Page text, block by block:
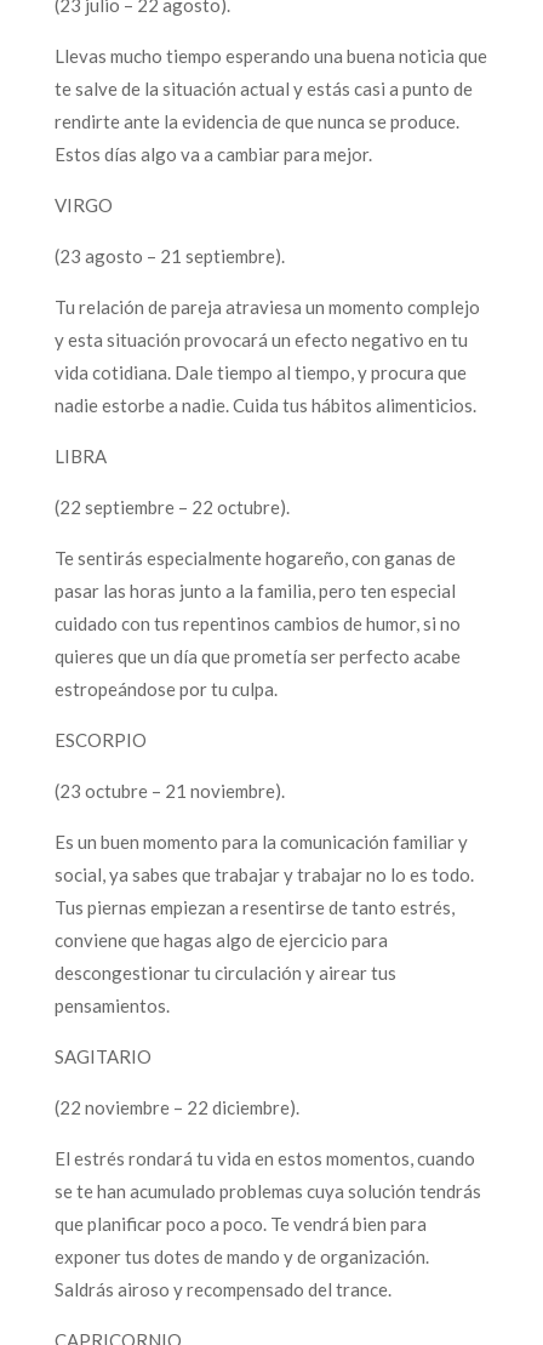
(23 julio – 22 agosto).
Llevas mucho tiempo esperando una buena noticia que
te salve de la situación actual y estás casi a punto de
rendirte ante la evidencia de que nunca se produce.
Estos días algo va a cambiar para mejor.
VIRGO
(23 agosto – 21 septiembre).
Tu relación de pareja atraviesa un momento complejo
y esta situación provocará un efecto negativo en tu
vida cotidiana. Dale tiempo al tiempo, y procura que
nadie estorbe a nadie. Cuida tus hábitos alimenticios.
LIBRA
(22 septiembre – 22 octubre).
Te sentirás especialmente hogareño, con ganas de
pasar las horas junto a la familia, pero ten especial
cuidado con tus repentinos cambios de humor, si no
quieres que un día que prometía ser perfecto acabe
estropeándose por tu culpa.
ESCORPIO
(23 octubre – 21 noviembre).
Es un buen momento para la comunicación familiar y
social, ya sabes que trabajar y trabajar no lo es todo.
Tus piernas empiezan a resentirse de tanto estrés,
conviene que hagas algo de ejercicio para
descongestionar tu circulación y airear tus
pensamientos.
SAGITARIO
(22 noviembre – 22 diciembre).
El estrés rondará tu vida en estos momentos, cuando
se te han acumulado problemas cuya solución tendrás
que planificar poco a poco. Te vendrá bien para
exponer tus dotes de mando y de organización.
Saldrás airoso y recompensado del trance.
CAPRICORNIO